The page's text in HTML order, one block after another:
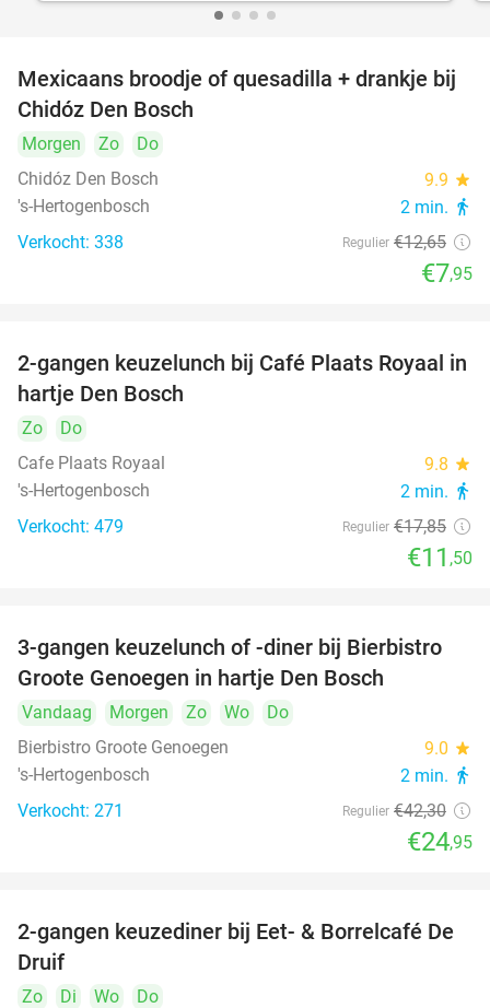
37%
Mexicaans broodje of quesadilla + drankje bij
Chidóz Den Bosch
Morgen Zo
Do
Chidóz Den Bosch
9.9 star
's-Hertogenbosch 2 min. directions_walk
Verkocht: 338 Regulier €12,65
€7,95
36%
2-gangen keuzelunch bij Café Plaats Royaal in
hartje Den Bosch
Zo
Do
Cafe Plaats Royaal
9.8 star
's-Hertogenbosch 2 min. directions_walk
Verkocht: 479 Regulier €17,85
€11 ,50
41%
3-gangen keuzelunch of -diner bij Bierbistro
Groote Genoegen in hartje Den Bosch
Vandaag Morgen Zo Wo
Do
Bierbistro Groote Genoegen
9.0 star
's-Hertogenbosch 2 min. directions_walk
Verkocht: 271 Regulier €42,30
€24,95
37%
2-gangen keuzediner bij Eet- & Borrelcafé De
Druif
Zo Di Wo
Do